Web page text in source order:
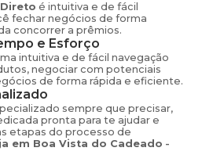
é intuitiva e de fácil
fechar negócios de forma
concorrer a prêmios.
e Esforço
intuitiva e de fácil navegação
negociar com potenciais
de forma rápida e eficiente.
sempre que precisar,
pronta para te ajudar e
etapas do processo de
em Boa Vista do Cadeado -